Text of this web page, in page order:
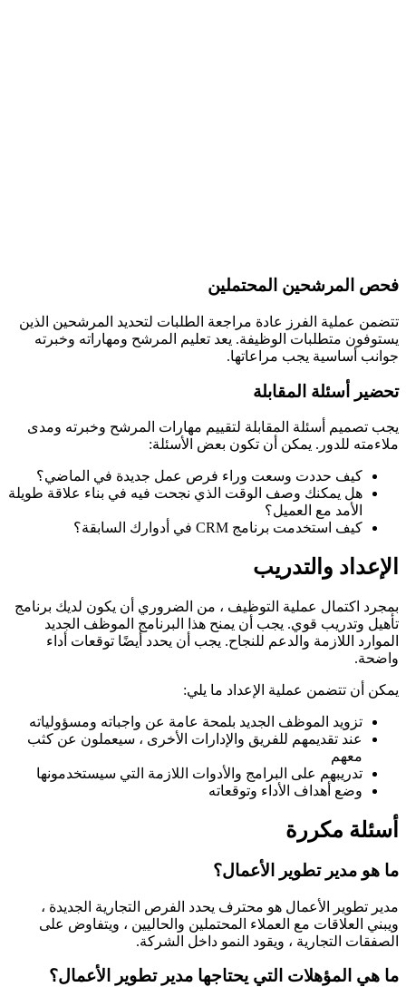
فحص المرشحين المحتملين
تتضمن عملية الفرز عادة مراجعة الطلبات لتحديد المرشحين الذين
يستوفون متطلبات الوظيفة. يعد تعليم المرشح ومهاراته وخبرته
جوانب أساسية يجب مراعاتها.
تحضير أسئلة المقابلة
يجب تصميم أسئلة المقابلة لتقييم مهارات المرشح وخبرته ومدى
ملاءمته للدور. يمكن أن تكون بعض الأسئلة:
كيف حددت وسعت وراء فرص عمل جديدة في الماضي؟
هل يمكنك وصف الوقت الذي نجحت فيه في بناء علاقة طويلة
الأمد مع العميل؟
كيف استخدمت برنامج CRM في أدوارك السابقة؟
الإعداد والتدريب
بمجرد اكتمال عملية التوظيف ، من الضروري أن يكون لديك برنامج
تأهيل وتدريب قوي. يجب أن يمنح هذا البرنامج الموظف الجديد
الموارد اللازمة والدعم للنجاح. يجب أن يحدد أيضًا توقعات أداء
واضحة.
يمكن أن تتضمن عملية الإعداد ما يلي:
تزويد الموظف الجديد بلمحة عامة عن واجباته ومسؤولياته
عند تقديمهم للفريق والإدارات الأخرى ، سيعملون عن كثب
معهم
تدريبهم على البرامج والأدوات اللازمة التي سيستخدمونها
وضع أهداف الأداء وتوقعاته
أسئلة مكررة
ما هو مدير تطوير الأعمال؟
مدير تطوير الأعمال هو محترف يحدد الفرص التجارية الجديدة ،
ويبني العلاقات مع العملاء المحتملين والحاليين ، ويتفاوض على
الصفقات التجارية ، ويقود النمو داخل الشركة.
ما هي المؤهلات التي يحتاجها مدير تطوير الأعمال؟